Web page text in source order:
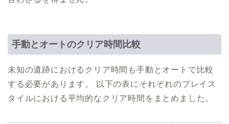
手動とオートのクリア時間比較
未知の遺跡におけるクリア時間も手動とオートで比較
する必要があります。 以下の表にそれぞれのプレイス
タイルにおける平均的なクリア時間をまとめました。